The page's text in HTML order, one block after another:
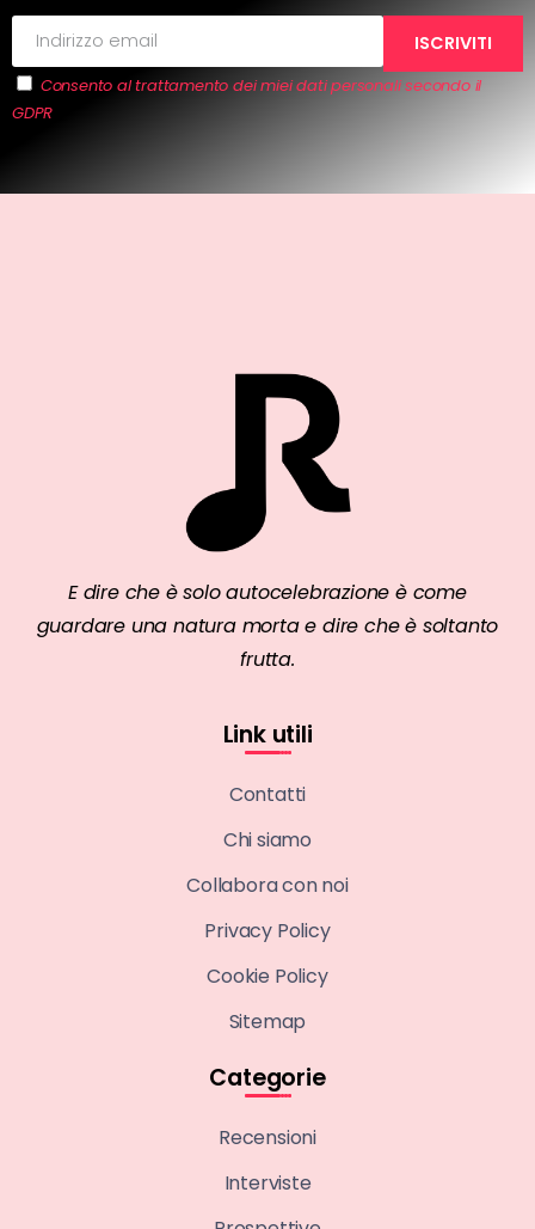
Consento al trattamento dei miei dati personali secondo il
GDPR
E dire che è solo autocelebrazione è come
guardare una natura morta e dire che è soltanto
frutta.
Link utili
Contatti
Chi siamo
Collabora con noi
Privacy Policy
Cookie Policy
Sitemap
Categorie
Recensioni
Interviste